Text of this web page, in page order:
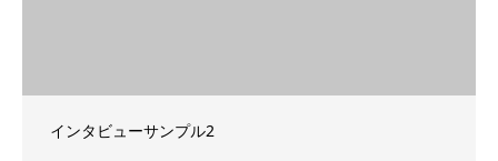
インタビューサンプル2